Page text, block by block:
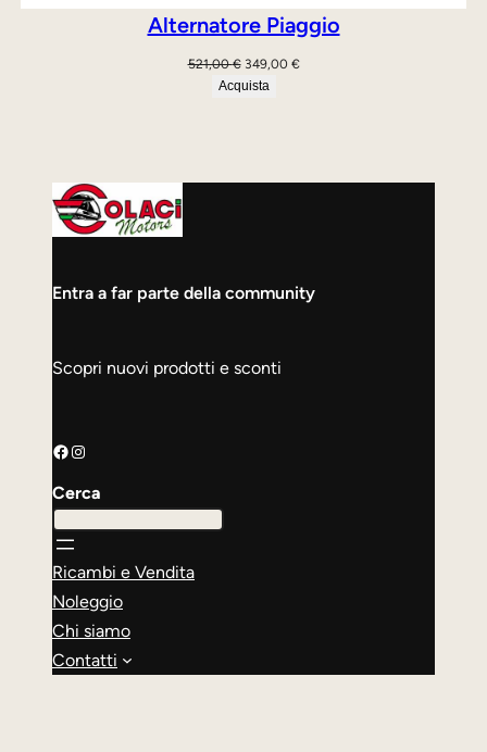
Alternatore Piaggio
521,00€ Il
prezzo
349,00 €Il
Acquista
Entra a far parte della community
Scopri nuovi prodotti e sconti
Facebook Instagram
Cerca
Ricambi e Vendita
Noleggio
Chi siamo
Contatti